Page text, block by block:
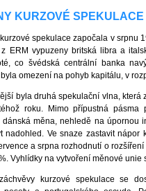
KURZOVÉ SPEKULACE
spekulace započala v srpnu
ERM vypuzeny britská libra a
co švédská centrální banka
omezení na pohyb kapitálu, v
byla druhá spekulační vlna,
roku. Mimo přípustná pásma
měna, nehledě na úpornou
nadohled. Ve snaze zastavit
a srpna rozhodnutí o
Vyhlídky na vytvoření měnové
kurzové spekulace se